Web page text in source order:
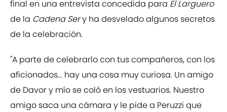
final en una entrevista concedida para El Larguero
de la Cadena Sery ha desvelado algunos secretos
de la celebración.
"A parte de celebrarlo con tus compañeros, con los
aficionados... hay una cosa muy curiosa. Un amigo
de Davor y mío se coló en los vestuarios. Nuestro
amigo saca una cámara y le pide a Peruzzi que